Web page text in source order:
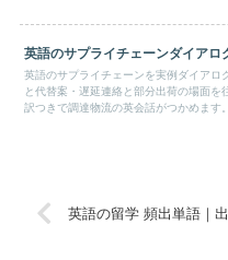
英語のサプライチェーンダイアロ
英語のサプライチェーンを実例ダイアロ
と代替案・遅延連絡と部分出荷の場面を
訳つきで調達物流の英会話がつかめます。
英語の留学 頻出単語｜